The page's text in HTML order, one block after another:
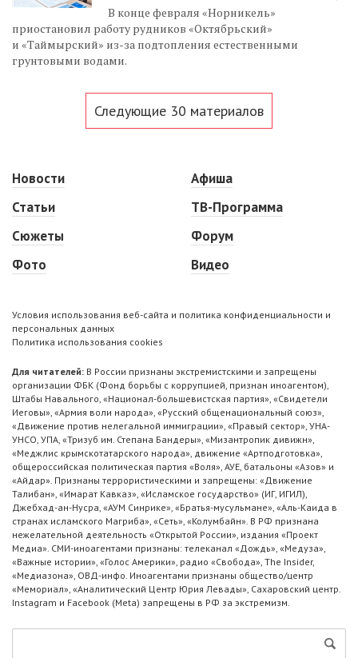
В конце февраля «Норникель»
приостановил работу рудников «Октябрьский»
и «Таймырский» из-за подтопления естественными
грунтовыми водами.
Следующие 30 материалов
Новости
Статьи
Сюжеты
Фото
Афиша
ТВ-Программа
Форум
Видео
Условия использования веб-сайта и политика конфиденциальности и
персональных данных
Политика использования cookies
Для читателей: В России признаны экстремистскими и запрещены
организации ФБК (Фонд борьбы с коррупцией, признан иноагентом),
Штабы Навального, «Национал-большевистская партия», «Свидетели
Иеговы», «Армия воли народа», «Русский общенациональный союз»,
«Движение против нелегальной иммиграции», «Правый сектор», УНА-
УНСО, УПА, «Тризуб им. Степана Бандеры», «Мизантропик дивижн»,
«Меджлис крымскотатарского народа», движение «Артподготовка»,
общероссийская политическая партия «Воля», АУЕ, батальоны «Азов» и
«Айдар». Признаны террористическими и запрещены: «Движение
Талибан», «Имарат Кавказ», «Исламское государство» (ИГ, ИГИЛ),
Джебхад-ан-Нусра, «АУМ Синрике», «Братья-мусульмане», «Аль-Каида в
странах исламского Магриба», «Сеть», «Колумбайн». В РФ признана
нежелательной деятельность «Открытой России», издания «Проект
Медиа». СМИ-иноагентами признаны: телеканал «Дождь», «Медуза»,
«Важные истории», «Голос Америки», радио «Свобода», The Insider,
«Медиазона», ОВД-инфо. Иноагентами признаны общество/центр
«Мемориал», «Аналитический Центр Юрия Левады», Сахаровский центр.
Instagram и Facebook (Metа) запрещены в РФ за экстремизм.